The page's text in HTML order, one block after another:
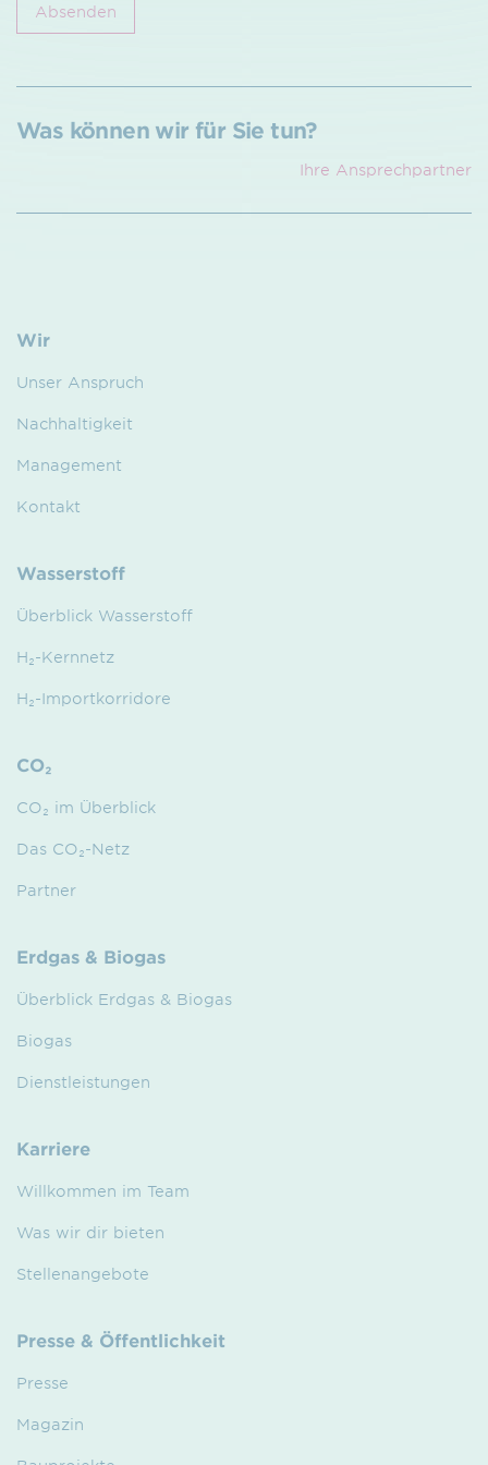
Absenden
Was können wir für Sie tun?
Ihre Ansprech­partner
Wir
Unser Anspruch
Nachhaltigkeit
Management
Kontakt
Wasserstoff
Überblick Wasserstoff
H₂-Kernnetz
H₂-Importkorridore
CO₂
CO₂ im Überblick
Das CO₂-Netz
Partner
Erdgas & Biogas
Überblick Erdgas & Biogas
Biogas
Dienstleistungen
Karriere
Willkommen im Team
Was wir dir bieten
Stellenangebote
Presse & Öffentlichkeit
Presse
Magazin